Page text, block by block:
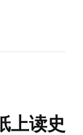
上读史